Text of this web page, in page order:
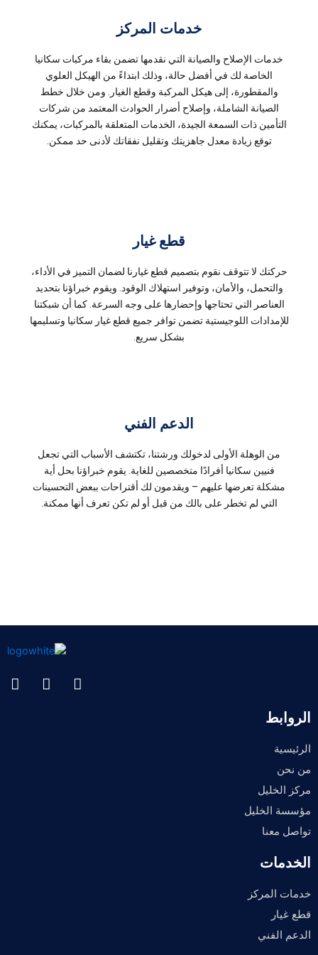
خدمات المركز
خدمات الإصلاح والصيانة التي نقدمها تضمن بقاء مركبات سكانيا
الخاصة لك في أفضل حالة، وذلك ابتداءً من الهيكل العلوي
والمقطورة، إلى هيكل المركبة وقطع الغيار. ومن خلال خطط
الصيانة الشاملة، وإصلاح أضرار الحوادث المعتمد من شركات
التأمين ذات السمعة الجيدة، الخدمات المتعلقة بالمركبات، يمكنك
توقع زيادة معدل جاهزيتك وتقليل نفقاتك لأدنى حد ممكن.
قطع غيار
حركتك لا تتوقف نقوم بتصميم قطع غيارنا لضمان التميز في الأداء،
والتحمل، والأمان، وتوفير استهلاك الوقود. ويقوم خبراؤنا بتحديد
العناصر التي تحتاجها وإحضارها على وجه السرعة. كما أن شبكتنا
للإمدادات اللوجيستية تضمن توافر جميع قطع غيار سكانيا وتسليمها
بشكل سريع.
الدعم الفني
من الوهلة الأولى لدخولك ورشتنا، تكتشف الأسباب التي تجعل
فنيين سكانيا أفرادًا متخصصين للغاية. يقوم خبراؤنا بحل أية
مشكلة تعرضها عليهم – ويقدمون لك أقتراحات ببعض التحسينات
التي لم تخطر على بالك من قبل أو لم تكن تعرف أنها ممكنة.
الروابط
الرئيسية
من نحن
مركز الخليل
مؤسسة الخليل
تواصل معنا
الخدمات
خدمات المركز
قطع غيار
الدعم الفني